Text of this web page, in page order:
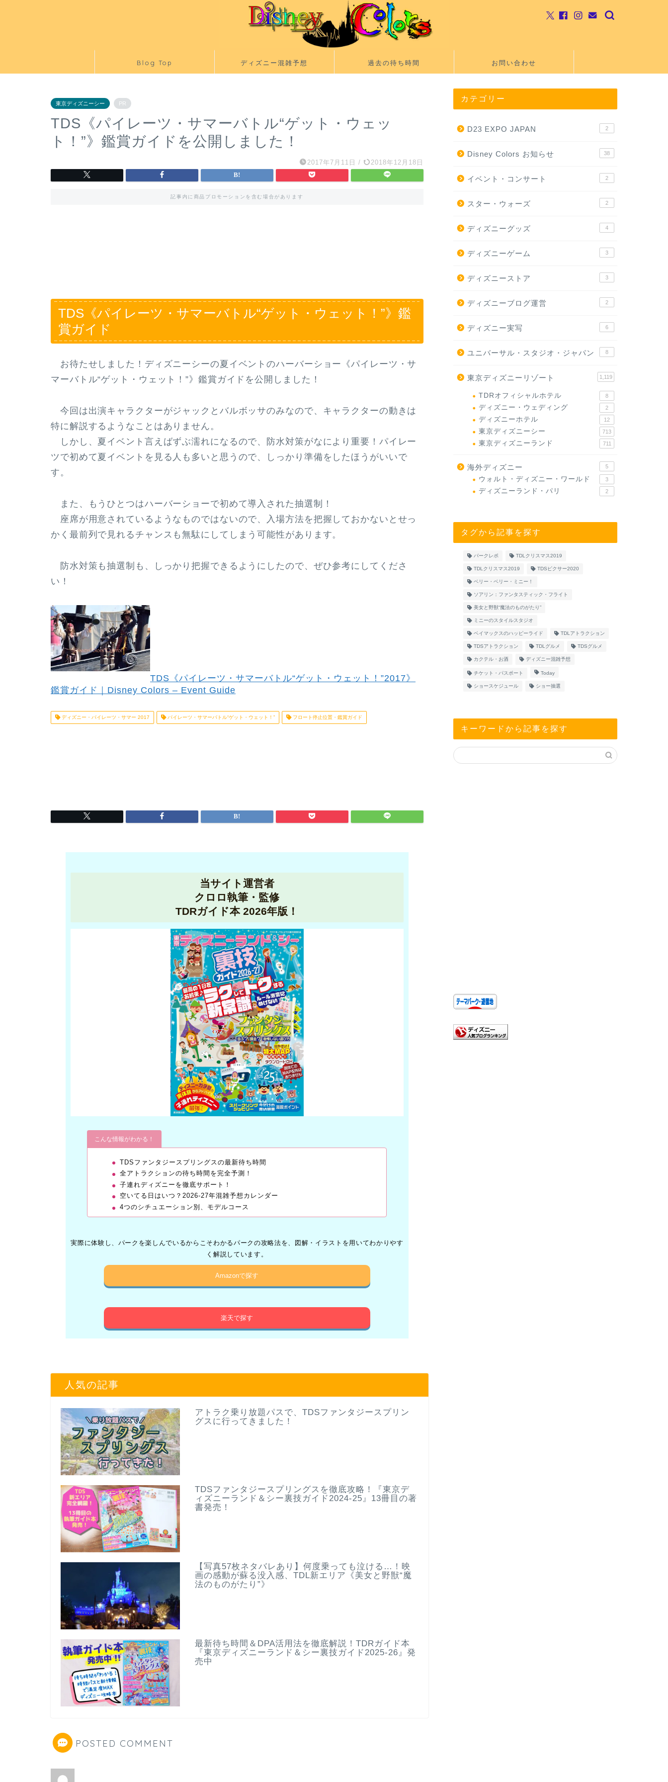
Blog Top ディズニー混雑予想 過去の待ち時間 お問い合わせ
東京ディズニーシー PR
TDS《パイレーツ・サマーバトル“ゲット・ウェッ
ト！”》鑑賞ガイドを公開しました！
2017年7月11日 / 2018年12月18日
記事内に商品プロモーションを含む場合があります
TDS《パイレーツ・サマーバトル“ゲット・ウェット！”》鑑
賞ガイド
お待たせしました！ディズニーシーの夏イベントのハーバーショー《パイレーツ・サ
マーバトル“ゲット・ウェット！”》鑑賞ガイドを公開しました！
今回は出演キャラクターがジャックとバルボッサのみなので、キャラクターの動きは
特に解説するようなことはありません。
しかし、夏イベント言えばずぶ濡れになるので、防水対策がなにより重要！パイレー
ツで初めて夏イベントを見る人も多いと思うので、しっかり準備をしたほうがいいで
す。
また、もうひとつはハーバーショーで初めて導入された抽選制！
座席が用意されているようなものではないので、入場方法を把握しておかないとせっ
かく最前列で見れるチャンスも無駄にしてしまう可能性があります。
防水対策も抽選制も、しっかり把握できるようにしたので、ぜひ参考にしてくださ
い！
TDS《パイレーツ・サマーバトル“ゲット・ウェット！”2017》
鑑賞ガイド｜Disney Colors – Event Guide
ディズニー・パイレーツ・サマー 2017 パイレーツ・サマーバトル“ゲット・ウェット！” フロート停止位置・鑑賞ガイド
当サイト運営者
クロロ執筆・監修
TDRガイド本 2026年版！
こんな情報がわかる！
TDSファンタジースプリングスの最新待ち時間
全アトラクションの待ち時間を完全予測！
子連れディズニーを徹底サポート！
空いてる日はいつ？2026-27年混雑予想カレンダー
4つのシチュエーション別、モデルコース
実際に体験し、パークを楽しんでいるからこそわかるパークの攻略法を、図解・イラストを用いてわかりやす
く解説しています。
Amazonで探す
楽天で探す
人気の記事
アトラク乗り放題パスで、TDSファンタジースプリン
グスに行ってきました！
TDSファンタジースプリングスを徹底攻略！『東京デ
ィズニーランド＆シー裏技ガイド2024-25』13冊目の著
書発売！
【写真57枚ネタバレあり】何度乗っても泣ける…！映
画の感動が蘇る没入感、TDL新エリア《美女と野獣“魔
法のものがたり”》
最新待ち時間＆DPA活用法を徹底解説！TDRガイド本
『東京ディズニーランド＆シー裏技ガイド2025-26』発
売中
POSTED COMMENT
カテゴリー
D23 EXPO JAPAN 2
Disney Colors お知らせ 38
イベント・コンサート 2
スター・ウォーズ 2
ディズニーグッズ 4
ディズニーゲーム 3
ディズニーストア 3
ディズニーブログ運営 2
ディズニー実写 6
ユニバーサル・スタジオ・ジャパン 8
東京ディズニーリゾート 1,119
TDRオフィシャルホテル 8
ディズニー・ウェディング 2
ディズニーホテル 12
東京ディズニーシー 713
東京ディズニーランド 711
海外ディズニー 5
ウォルト・ディズニー・ワールド 3
ディズニーランド・パリ 2
タグから記事を探す
パークレポ TDLクリスマス2019
TDLクリスマス2019 TDSピクサー2020
ベリー・ベリー・ミニー！
ソアリン：ファンタスティック・フライト
美女と野獣“魔法のものがたり”
ミニーのスタイルスタジオ
ベイマックスのハッピーライド TDLアトラクション
TDSアトラクション TDLグルメ TDSグルメ
カクテル・お酒 ディズニー混雑予想
チケット・パスポート Today
ショースケジュール ショー抽選
キーワードから記事を探す